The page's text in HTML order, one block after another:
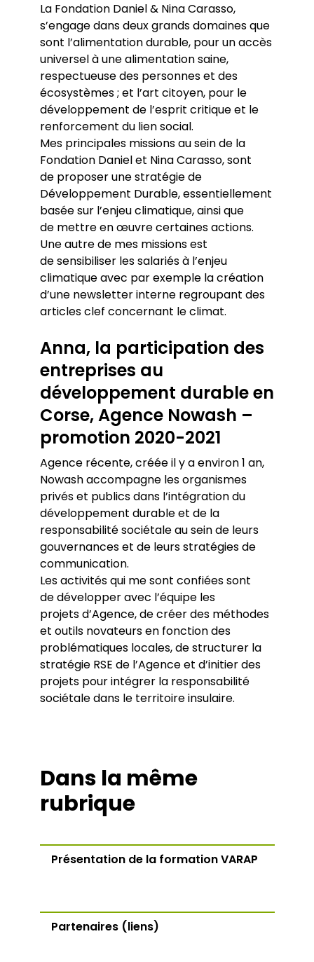
La Fondation Daniel & Nina Carasso,
s’engage dans deux grands domaines que
sont l’alimentation durable, pour un accès
universel à une alimentation saine,
respectueuse des personnes et des
écosystèmes ; et l’art citoyen, pour le
développement de l’esprit critique et le
renforcement du lien social.
Mes principales missions au sein de la
Fondation Daniel et Nina Carasso, sont
de proposer une stratégie de
Développement Durable, essentiellement
basée sur l’enjeu climatique, ainsi que
de mettre en œuvre certaines actions.
Une autre de mes missions est
de sensibiliser les salariés à l’enjeu
climatique avec par exemple la création
d’une newsletter interne regroupant des
articles clef concernant le climat.
Anna, la participation des
entreprises au
développement durable en
Corse, Agence Nowash –
promotion 2020-2021
Agence récente, créée il y a environ 1 an,
Nowash accompagne les organismes
privés et publics dans l’intégration du
développement durable et de la
responsabilité sociétale au sein de leurs
gouvernances et de leurs stratégies de
communication.
Les activités qui me sont confiées sont
de développer avec l’équipe les
projets d’Agence, de créer des méthodes
et outils novateurs en fonction des
problématiques locales, de structurer la
stratégie RSE de l’Agence et d’initier des
projets pour intégrer la responsabilité
sociétale dans le territoire insulaire.
Dans la même
rubrique
Présentation de la formation VARAP
Partenaires (liens)